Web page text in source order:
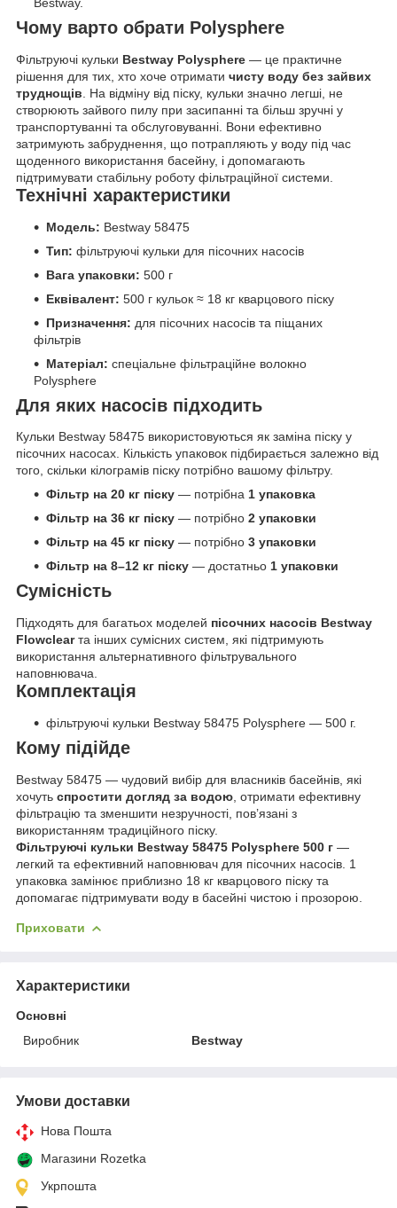
Bestway.
Чому варто обрати Polysphere
Фільтруючі кульки Bestway Polysphere — це практичне
рішення для тих, хто хоче отримати чисту воду без зайвих
труднощів . На відміну від піску, кульки значно легші, не
створюють зайвого пилу при засипанні та більш зручні у
транспортуванні та обслуговуванні. Вони ефективно
затримують забруднення, що потрапляють у воду під час
щоденного використання басейну, і допомагають
підтримувати стабільну роботу фільтраційної системи.
Технічні характеристики
Модель: Bestway 58475
Тип: фільтруючі кульки для пісочних насосів
Вага упаковки: 500 г
Еквівалент: 500 г кульок ≈ 18 кг кварцового піску
Призначення: для пісочних насосів та піщаних
фільтрів
Матеріал: спеціальне фільтраційне волокно
Polysphere
Для яких насосів підходить
Кульки Bestway 58475 використовуються як заміна піску у
пісочних насосах. Кількість упаковок підбирається залежно від
того, скільки кілограмів піску потрібно вашому фільтру.
Фільтр на 20 кг піску — потрібна 1 упаковка
Фільтр на 36 кг піску — потрібно 2 упаковки
Фільтр на 45 кг піску — потрібно 3 упаковки
Фільтр на 8–12 кг піску — достатньо 1 упаковки
Сумісність
Підходять для багатьох моделей пісочних насосів Bestway
Flowclearта інших сумісних систем, які підтримують
використання альтернативного фільтрувального
наповнювача.
Комплектація
фільтруючі кульки Bestway 58475 Polysphere — 500 г.
Кому підійде
Bestway 58475 — чудовий вибір для власників басейнів, які
хочуть спростити догляд за водою , отримати ефективну
фільтрацію та зменшити незручності, пов’язані з
використанням традиційного піску.
Фільтруючі кульки Bestway 58475 Polysphere 500 г —
легкий та ефективний наповнювач для пісочних насосів. 1
упаковка замінює приблизно 18 кг кварцового піску та
допомагає підтримувати воду в басейні чистою і прозорою.
Приховати
Характеристики
Основні
Виробник
Bestway
Умови доставки
Нова Пошта
Магазини Rozetka
Укрпошта